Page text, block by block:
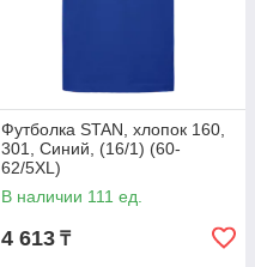
Футболка STAN, хлопок 160,
301, Синий, (16/1) (60-
62/5XL)
В наличии 111 ед.
4 613 ₸